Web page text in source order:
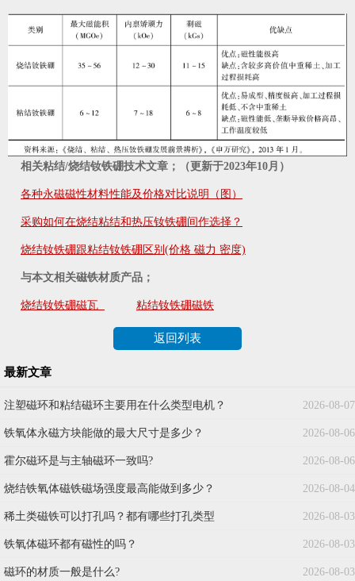
相关粘结/烧结钕铁硼技术文章；（更新于2023年10月）
各种永磁磁性材料性能及价格对比说明（图）
采购如何在烧结粘结和热压钕铁硼间作选择？
烧结钕铁硼跟粘结钕铁硼区别(价格 磁力 密度)
与本文相关磁铁材质产品；
烧结钕铁硼磁瓦 粘结钕铁硼磁铁
返回列表
最新文章
2026-08-07
注塑磁环和粘结磁环主要用在什么类型电机？
2026-08-06
铁氧体永磁方块能做的最大尺寸是多少？
2026-08-06
霍尔磁环是与主轴磁环一致吗?
2026-08-04
烧结铁氧体磁铁磁场强度最高能做到多少？
2026-08-03
稀土类磁铁可以打孔吗？都有哪些打孔类型
2026-08-03
铁氧体磁环都有磁性的吗？
2026-08-03
磁环的材质一般是什么?